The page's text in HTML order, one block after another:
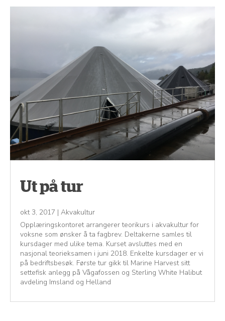
Ut på tur
okt 3, 2017 | Akvakultur
Opplæringskontoret arrangerer teorikurs i akvakultur for
voksne som ønsker å ta fagbrev. Deltakerne samles til
kursdager med ulike tema. Kurset avsluttes med en
nasjonal teorieksamen i juni 2018. Enkelte kursdager er vi
på bedriftsbesøk. Første tur gikk til Marine Harvest sitt
settefisk anlegg på Vågafossen og Sterling White Halibut
avdeling Imsland og Helland